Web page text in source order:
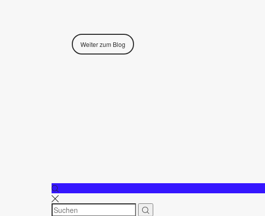
Weiter zum Blog